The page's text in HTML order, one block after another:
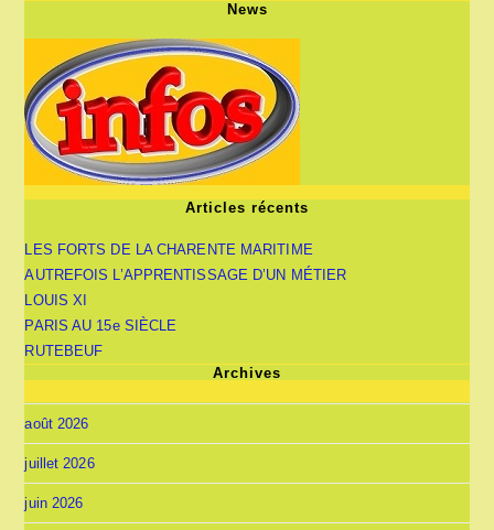
News
Articles récents
LES FORTS DE LA CHARENTE MARITIME
AUTREFOIS L’APPRENTISSAGE D’UN MÉTIER
LOUIS XI
PARIS AU 15e SIÈCLE
RUTEBEUF
Archives
août 2026
juillet 2026
juin 2026